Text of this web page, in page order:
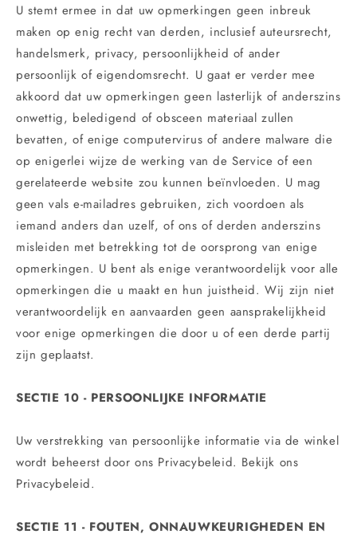
U stemt ermee in dat uw opmerkingen geen inbreuk
maken op enig recht van derden, inclusief auteursrecht,
handelsmerk, privacy, persoonlijkheid of ander
persoonlijk of eigendomsrecht. U gaat er verder mee
akkoord dat uw opmerkingen geen lasterlijk of anderszins
onwettig, beledigend of obsceen materiaal zullen
bevatten, of enige computervirus of andere malware die
op enigerlei wijze de werking van de Service of een
gerelateerde website zou kunnen beïnvloeden. U mag
geen vals e-mailadres gebruiken, zich voordoen als
iemand anders dan uzelf, of ons of derden anderszins
misleiden met betrekking tot de oorsprong van enige
opmerkingen. U bent als enige verantwoordelijk voor alle
opmerkingen die u maakt en hun juistheid. Wij zijn niet
verantwoordelijk en aanvaarden geen aansprakelijkheid
voor enige opmerkingen die door u of een derde partij
zijn geplaatst.
SECTIE 10 - PERSOONLIJKE INFORMATIE
Uw verstrekking van persoonlijke informatie via de winkel
wordt beheerst door ons Privacybeleid. Bekijk ons
Privacybeleid.
SECTIE 11 - FOUTEN, ONNAUWKEURIGHEDEN EN